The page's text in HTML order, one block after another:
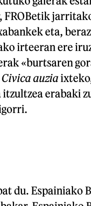
FROBetik
eta,
irteeran ere
«burtsaren
auzia
erabaki
du. Espainiako